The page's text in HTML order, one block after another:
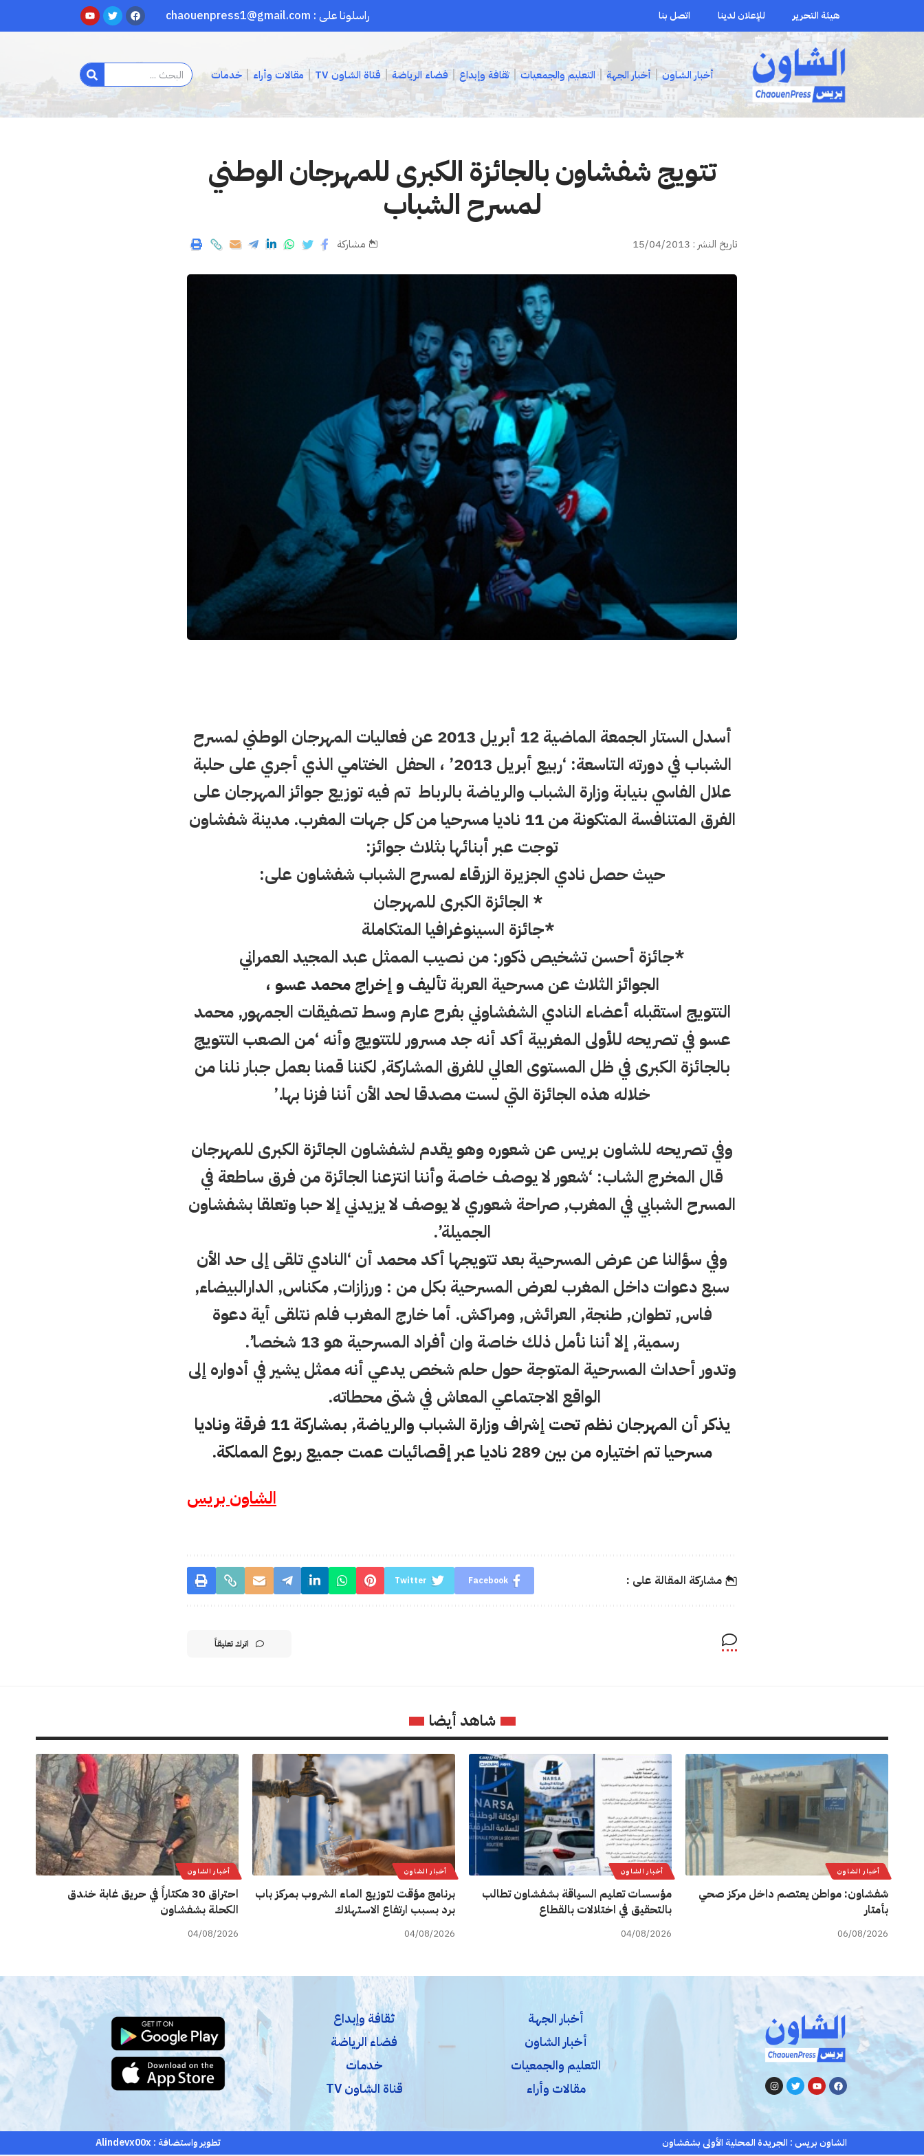
هيئة التحرير للإعلان لدينا اتصل بنا راسلونا على : chaouenpress1@gmail.com
أخبار الشاون أخبار الجهة التعليم والجمعيات ثقافة وإبداع فضاء الرياضة قناة الشاون TV مقالات وأراء خدمات
تتويج شفشاون بالجائزة الكبرى للمهرجان الوطني
لمسرح الشباب
تاريخ النشر : 15/04/2013 مشاركة
أسدل الستار الجمعة الماضية 12 أبريل 2013 عن فعاليات المهرجان الوطني لمسرح
الشباب في دورته التاسعة: ‘ربيع أبريل 2013’ ، الحفل الختامي الذي أجري على حلبة
علال الفاسي بنيابة وزارة الشباب والرياضة بالرباط تم فيه توزيع جوائز المهرجان على
الفرق المتنافسة المتكونة من 11 ناديا مسرحيا من كل جهات المغرب
. مدينة شفشاون
توجت عبر أبنائها بثلاث جوائز:
حيث حصل نادي الجزيرة الزرقاء لمسرح الشباب شفشاون على:
* الجائزة الكبرى للمهرجان
*جائزة السينوغرافيا المتكاملة
*جائزة أحسن تشخيص ذكور: من نصيب الممثل عبد المجيد العمراني
الجوائز الثلاث عن مسرحية العربة تأليف و إخراج محمد عسو ،
التتويج استقبله أعضاء النادي الشفشاوني بفرح عارم وسط تصفيقات الجمهور, محمد
عسو في تصريحه للأولى المغربية أكد أنه جد مسرور للتتويج وأنه ‘من الصعب التتويج
بالجائزة الكبرى في ظل المستوى العالي للفرق المشاركة, لكننا قمنا بعمل جبار نلنا من
خلاله هذه الجائزة التي لست مصدقا لحد الأن أننا فزنا بها.’
وفي تصريحه للشاون بريس عن شعوره وهو يقدم لشفشاون الجائزة الكبرى للمهرجان
قال المخرج الشاب: ‘شعور لا يوصف خاصة وأننا انتزعنا الجائزة من فرق ساطعة في
المسرح الشبابي في المغرب, صراحة شعوري لا يوصف لا يزيدني إلا حبا وتعلقا بشفشاون
الجميلة’.
وفي سؤالنا عن عرض المسرحية بعد تتويجها أكد محمد أن ‘النادي تلقى إلى حد الأن
سبع دعوات داخل المغرب لعرض المسرحية بكل من : ورزازات, مكناس, الدارالبيضاء,
فاس, تطوان, طنجة, العرائش, ومراكش. أما خارج المغرب فلم نتلقى أية دعوة
رسمية, إلا أننا نأمل ذلك خاصة وان أفراد المسرحية هو 13 شخصا’.
وتدور أحداث المسرحية المتوجة حول حلم شخص يدعي أنه ممثل يشير في أدواره إلى
الواقع الاجتماعي المعاش في شتى محطاته.
يذكر أن المهرجان نظم تحت إشراف وزارة الشباب والرياضة, بمشاركة 11 فرقة وناديا
مسرحيا تم اختياره من بين 289 ناديا عبر إقصائيات عمت جميع ربوع المملكة.
الشاون بريس
مشاركة المقالة على : Facebook
Twitter
اترك تعليقاً
شاهد أيضا
أخبار الشاون
شفشاون: مواطن يعتصم داخل مركز صحي
بأمتار
06/08/2026
أخبار الشاون
مؤسسات تعليم السياقة بشفشاون تطالب
بالتحقيق في اختلالات بالقطاع
04/08/2026
أخبار الشاون
برنامج مؤقت لتوزيع الماء الشروب بمركز باب
برد بسبب ارتفاع الاستهلاك
04/08/2026
أخبار الشاون
احتراق 30 هكتاراً في حريق غابة خندق
الكحلة بشفشاون
04/08/2026
أخبار الجهة
أخبار الشاون
التعليم والجمعيات
مقالات وأراء
ثقافة وإبداع
فضاء الرياضة
خدمات
قناة الشاون TV
الشاون بريس : الجريدة المحلية الأولى بشفشاون تطوير واستضافة : Alindevx00x